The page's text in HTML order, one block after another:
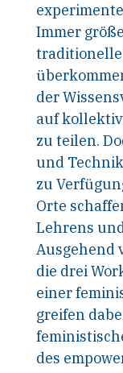
Immer
der
auf
zu teilen.
und
zu
Orte
Lehrens
Ausgehend
die drei
einer
greifen
des